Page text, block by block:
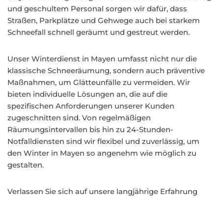
und geschultem Personal sorgen wir dafür, dass
Straßen, Parkplätze und Gehwege auch bei starkem
Schneefall schnell geräumt und gestreut werden.
Unser Winterdienst in Mayen umfasst nicht nur die
klassische Schneeräumung, sondern auch präventive
Maßnahmen, um Glätteunfälle zu vermeiden. Wir
bieten individuelle Lösungen an, die auf die
spezifischen Anforderungen unserer Kunden
zugeschnitten sind. Von regelmäßigen
Räumungsintervallen bis hin zu 24-Stunden-
Notfalldiensten sind wir flexibel und zuverlässig, um
den Winter in Mayen so angenehm wie möglich zu
gestalten.
Verlassen Sie sich auf unsere langjährige Erfahrung